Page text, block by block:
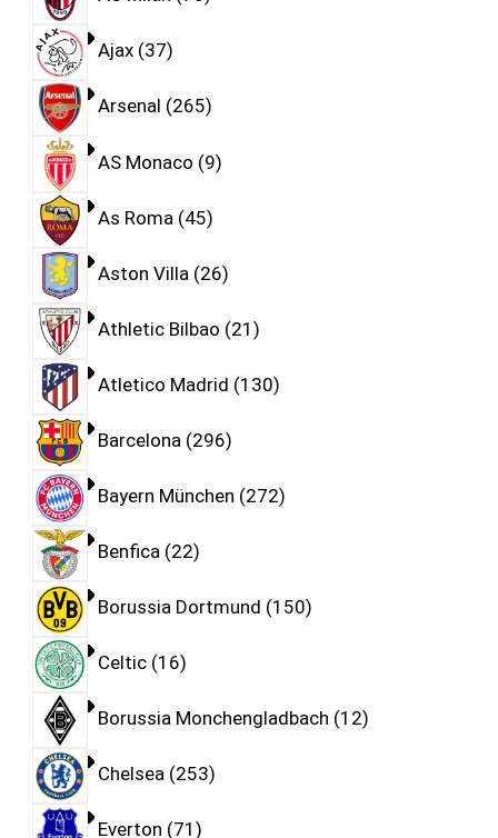
Ajax 37
Arsenal 265
AS Monaco 9
As Roma 45
Aston Villa 26
Athletic Bilbao 21
Atletico Madrid 130
Barcelona 296
Bayern München 272
Benfica 22
Borussia Dortmund 150
Celtic 16
Borussia Monchengladbach 12
Chelsea 253
Everton 71